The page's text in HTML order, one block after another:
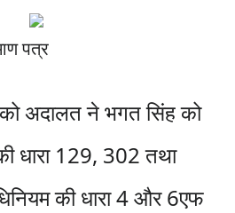
पत्र
अदालत ने भगत सिंह को
धारा 129, 302 तथा
की धारा 4 और 6एफ